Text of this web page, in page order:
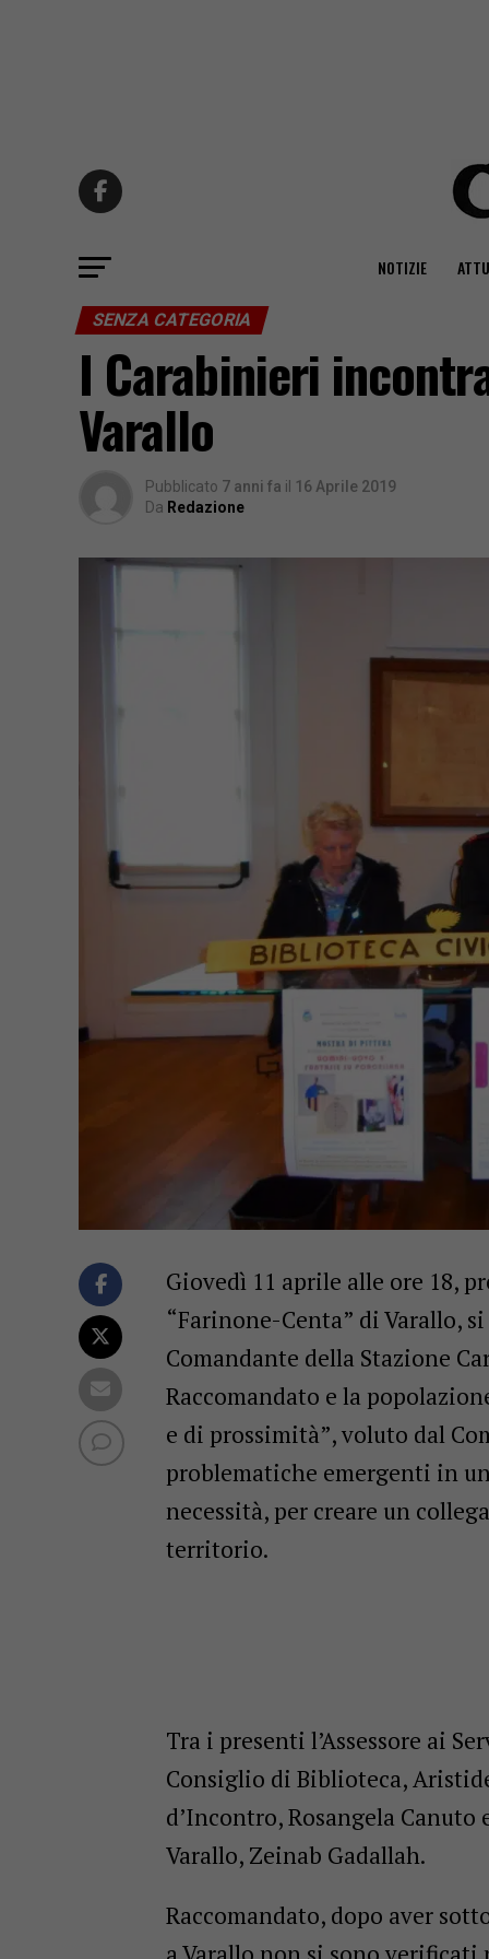
NOTIZIE
SENZA CATEGORIA
I Carabinieri
Varallo
Pubblicato 7 anni fa il 16 Aprile 2019
Da Redazione
Giovedì 11 aprile alle ore 18,
“Farinone-Centa” di Varallo,
Comandante della Stazione
Raccomandato e la
e di prossimità”, voluto dal
problematiche emergenti in
necessità, per creare un
territorio.
Tra i presenti l’Assessore ai
Consiglio di Biblioteca,
d’Incontro, Rosangela
Varallo, Zeinab Gadallah.
Raccomandato, dopo aver